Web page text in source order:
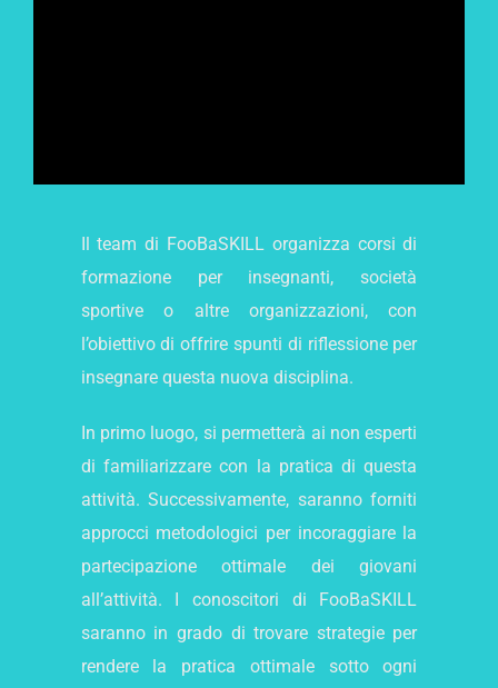
Il team di FooBaSKILL organizza corsi di
formazione per insegnanti, società
sportive o altre organizzazioni, con
l’obiettivo di offrire spunti di riflessione per
insegnare questa nuova disciplina.
In primo luogo, si permetterà ai non esperti
di familiarizzare con la pratica di questa
attività. Successivamente, saranno forniti
approcci metodologici per incoraggiare la
partecipazione ottimale dei giovani
all’attività. I conoscitori di FooBaSKILL
saranno in grado di trovare strategie per
rendere la pratica ottimale sotto ogni